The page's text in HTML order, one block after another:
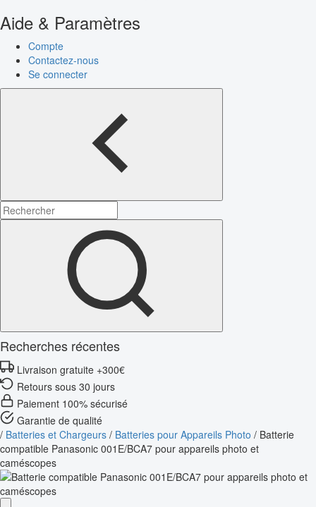
Aide & Paramètres
Compte
Contactez-nous
Se connecter
Recherches récentes
Livraison gratuite +300€
Retours sous 30 jours
Paiement 100% sécurisé
Garantie de qualité
/ Batteries et Chargeurs / Batteries pour Appareils Photo / Batterie
compatible Panasonic 001E/BCA7 pour appareils photo et
caméscopes